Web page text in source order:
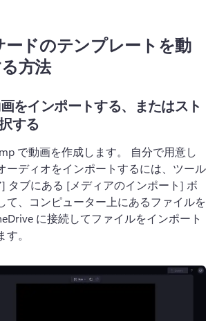
ードのテンプレートを動
方法
をインポートする、またはスト
する
で動画を作成します。 自分で用意し
ーディオをインポートするには、ツール
タブにある [メディアのインポート] ボ
て、コンピューター上にあるファイルを
に接続してファイルをインポート
す。